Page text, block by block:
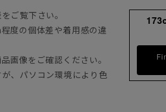
ご覧下さい。
度の個体差や着用感の違
画像をご確認ください。
、パソコン環境により色